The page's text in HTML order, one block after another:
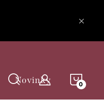
Novinky